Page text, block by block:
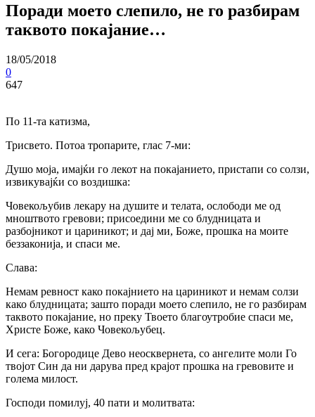
Поради моето слепило, не го разбирам
таквото покајание…
18/05/2018
0
647
По 11-та катизма,
Трисвето. Потоа тропарите, глас 7-ми:
Душо моја, имајќи го лекот на покајанието, пристапи co солзи,
извикувајќи co воздишка:
Човекољубив лекару на душите и телата, ослободи ме од
мноштвото гревови; присоедини ме co блудницата и
разбојникот и цариникот; и дај ми, Боже, прошка на моите
беззаконија, и спаси ме.
Слава:
Немам ревност како покајнието на цариникот и немам солзи
како блудницата; зашто поради моето слепило, не го разбирам
таквото покајание, но преку Твоето благоутробие спаси ме,
Христе Боже, како Човекољубец.
И сега: Богородице Дево неосквернета, co ангелите моли Го
твојот Син да ни дарува пред крајот прошка на гревовите и
голема милост.
Господи помилуј, 40 пати и молитвата: